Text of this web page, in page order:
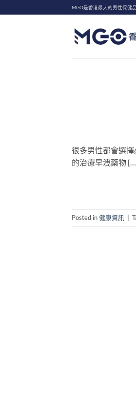
to
MGO是香港最大的男性保健
很多男性都會選
的治療早洩藥物
Posted in健康資訊